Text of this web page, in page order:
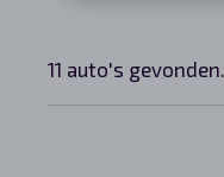
11 auto's gevonden.